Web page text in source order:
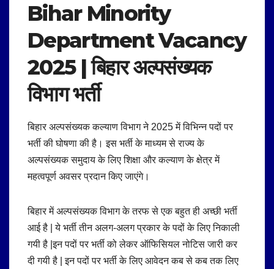
Bihar Minority
Department Vacancy
2025 |बिहार अल्पसंख्यक
विभाग भर्ती
बिहार अल्पसंख्यक कल्याण विभाग ने 2025 में विभिन्न पदों पर
भर्ती की घोषणा की है। इस भर्ती के माध्यम से राज्य के
अल्पसंख्यक समुदाय के लिए शिक्षा और कल्याण के क्षेत्र में
महत्वपूर्ण अवसर प्रदान किए जाएंगे।
बिहार में अल्पसंख्यक विभाग के तरफ से एक बहुत ही अच्छी भर्ती
आई है | ये भर्ती तीन अलग-अलग प्रकार के पदों के लिए निकाली
गयी है |इन पदों पर भर्ती को लेकर ऑफिसियल नोटिस जारी कर
दी गयी है | इन पदों पर भर्ती के लिए आवेदन कब से कब तक लिए